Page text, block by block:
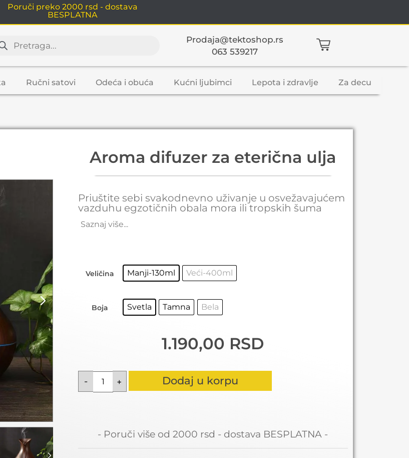
Poruči preko 2000 rsd - dostava
BESPLATNA
Prodaja@tektoshop.rs
063 539217
Ručni satovi Odeća i obuća Kućni ljubimci Lepota i zdravlje Za decu
Aroma difuzer za eterična ulja
Priuštite sebi svakodnevno uživanje u osvežavajućem
vazduhu egzotičnih obala mora ili tropskih šuma
Saznaj više...
Veličina Manji-130ml Veći-400ml
Boja Svetla Tamna Bela
1.190,00 RSD
Dodaj u korpu
- Poruči više od 2000 rsd - dostava BESPLATNA -